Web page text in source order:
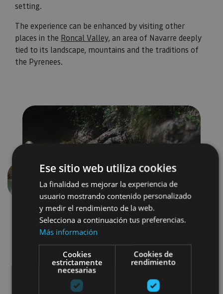
setting.
The experience can be enhanced by visiting other
places in the Roncal Valley, an area of Navarre deeply
tied to its landscape, mountains and the traditions of
the Pyrenees.
Previous
Otros
Ese sitio web utiliza cookies
La finalidad es mejorar la experiencia de
usuario mostrando contenido personalizado
y medir el rendimiento de la web.
Selecciona a continuación tus preferencias.
Más información
Cookies
estrictamente
necesarias
Cookies de
rendimiento